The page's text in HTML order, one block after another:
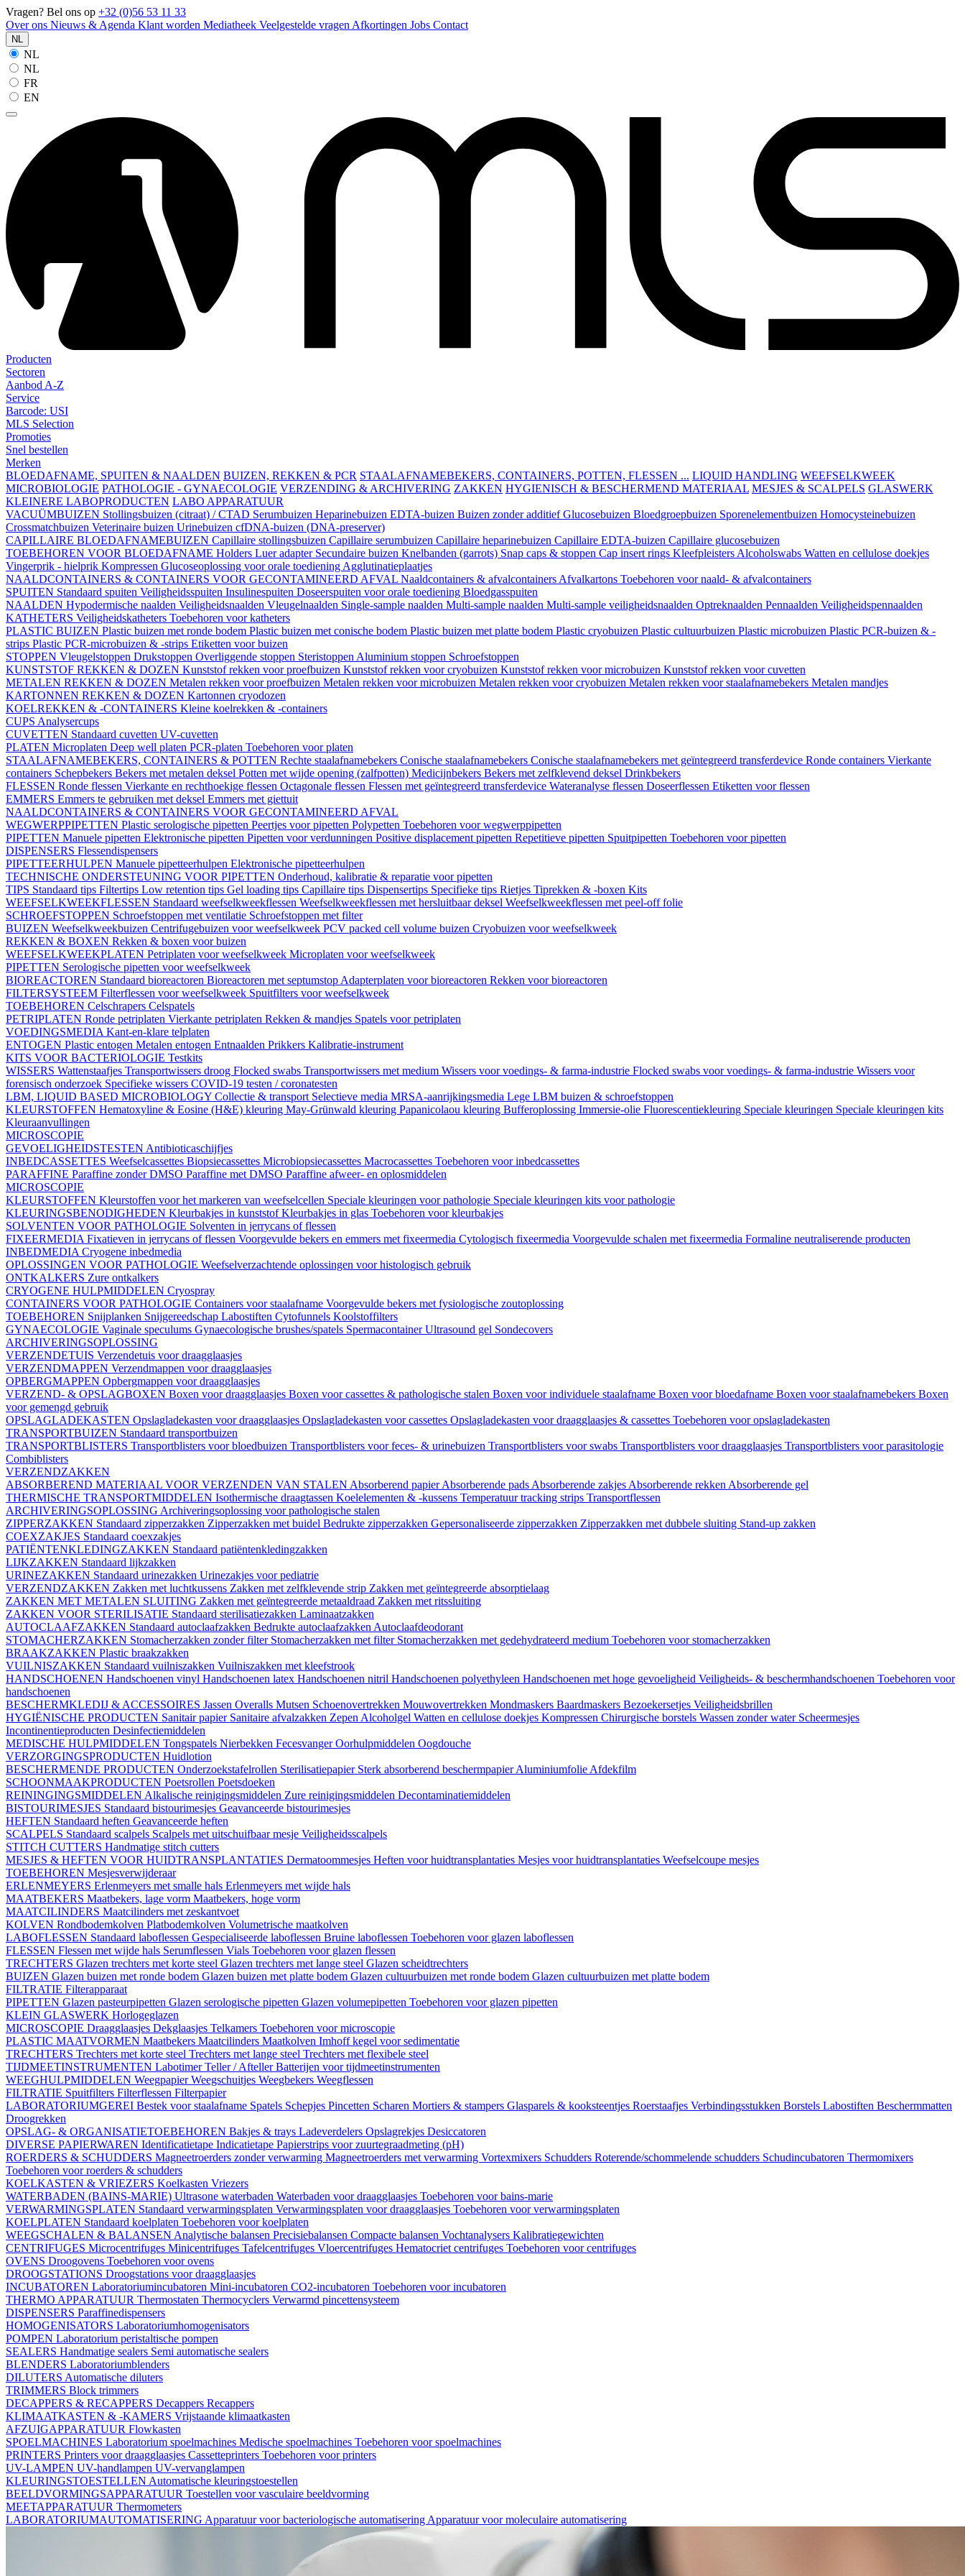
Vragen? Bel ons op +32 (0)56 53 11 33
Over ons Nieuws & Agenda Klant worden Mediatheek Veelgestelde vragen Afkortingen Jobs Contact
NL
NL
NL
FR
EN
Producten
Sectoren
Aanbod A-Z
Service
Barcode: USI
MLS Selection
Promoties
Snel bestellen
Merken
BLOEDAFNAME, SPUITEN & NAALDEN BUIZEN, REKKEN & PCR STAALAFNAMEBEKERS, CONTAINERS, POTTEN, FLESSEN ... LIQUID HANDLING WEEFSELKWEEK
MICROBIOLOGIE PATHOLOGIE - GYNAECOLOGIE VERZENDING & ARCHIVERING ZAKKEN HYGIENISCH & BESCHERMEND MATERIAAL MESJES & SCALPELS GLASWERK
KLEINERE LABOPRODUCTEN LABO APPARATUUR
VACUÜMBUIZEN Stollingsbuizen (citraat) / CTAD Serumbuizen Heparinebuizen EDTA-buizen Buizen zonder additiefGlucosebuizen Bloedgroepbuizen Sporenelementbuizen Homocysteinebuizen
Crossmatchbuizen Veterinaire buizen Urinebuizen cfDNA-buizen (DNA-preserver)
CAPILLAIRE BLOEDAFNAMEBUIZEN Capillaire stollingsbuizen Capillaire serumbuizen Capillaire heparinebuizen Capillaire EDTA-buizen Capillaire glucosebuizen
TOEBEHOREN VOOR BLOEDAFNAME Holders Luer adapter Secundaire buizen Knelbanden (garrots) Snap caps & stoppen Cap insert rings Kleefpleisters Alcoholswabs Watten en cellulose doekjes
Vingerprik - hielprik Kompressen Glucoseoplossing voor orale toediening Agglutinatieplaatjes
NAALDCONTAINERS & CONTAINERS VOOR GECONTAMINEERD AFVAL Naaldcontainers & afvalcontainers Afvalkartons Toebehoren voor naald- & afvalcontainers
SPUITEN Standaard spuiten Veiligheidsspuiten Insulinespuiten Doseerspuiten voor orale toediening Bloedgasspuiten
NAALDEN Hypodermische naalden Veiligheidsnaalden Vleugelnaalden Single-sample naalden Multi-sample naalden Multi-sample veiligheidsnaalden Optreknaalden Pennaalden Veiligheidspennaalden
KATHETERS Veiligheidskatheters Toebehoren voor katheters
PLASTIC BUIZEN Plastic buizen met ronde bodem Plastic buizen met conische bodem Plastic buizen met platte bodem Plastic cryobuizen Plastic cultuurbuizen Plastic microbuizen Plastic PCR-buizen & -
strips Plastic PCR-microbuizen & -strips Etiketten voor buizen
STOPPEN Vleugelstoppen Drukstoppen Overliggende stoppen Steristoppen Aluminium stoppen Schroefstoppen
KUNSTSTOF REKKEN & DOZEN Kunststof rekken voor proefbuizen Kunststof rekken voor cryobuizen Kunststof rekken voor microbuizen Kunststof rekken voor cuvetten
METALEN REKKEN & DOZEN Metalen rekken voor proefbuizen Metalen rekken voor microbuizen Metalen rekken voor cryobuizen Metalen rekken voor staalafnamebekers Metalen mandjes
KARTONNEN REKKEN & DOZEN Kartonnen cryodozen
KOELREKKEN & -CONTAINERS Kleine koelrekken & -containers
CUPS Analysercups
CUVETTEN Standaard cuvetten UV-cuvetten
PLATEN Microplaten Deep well platen PCR-platen Toebehoren voor platen
STAALAFNAMEBEKERS, CONTAINERS & POTTEN Rechte staalafnamebekers Conische staalafnamebekers Conische staalafnamebekers met geïntegreerd transferdevice Ronde containers Vierkante
containers Schepbekers Bekers met metalen deksel Potten met wijde opening (zalfpotten) Medicijnbekers Bekers met zelfklevend deksel Drinkbekers
FLESSEN Ronde flessen Vierkante en rechthoekige flessen Octagonale flessen Flessen met geïntegreerd transferdevice Wateranalyse flessen Doseerflessen Etiketten voor flessen
EMMERS Emmers te gebruiken met deksel Emmers met giettuit
NAALDCONTAINERS & CONTAINERS VOOR GECONTAMINEERD AFVAL
WEGWERPPIPETTEN Plastic serologische pipetten Peertjes voor pipetten Polypetten Toebehoren voor wegwerppipetten
PIPETTEN Manuele pipetten Elektronische pipetten Pipetten voor verdunningen Positive displacement pipetten Repetitieve pipetten Spuitpipetten Toebehoren voor pipetten
DISPENSERS Flessendispensers
PIPETTEERHULPEN Manuele pipetteerhulpen Elektronische pipetteerhulpen
TECHNISCHE ONDERSTEUNING VOOR PIPETTEN Onderhoud, kalibratie & reparatie voor pipetten
TIPS Standaard tips Filtertips Low retention tips Gel loading tips Capillaire tips Dispensertips Specifieke tips Rietjes Tiprekken & -boxen Kits
WEEFSELKWEEKFLESSEN Standaard weefselkweekflessen Weefselkweekflessen met hersluitbaar deksel Weefselkweekflessen met peel-off folie
SCHROEFSTOPPEN Schroefstoppen met ventilatie Schroefstoppen met filter
BUIZEN Weefselkweekbuizen Centrifugebuizen voor weefselkweek PCV packed cell volume buizen Cryobuizen voor weefselkweek
REKKEN & BOXEN Rekken & boxen voor buizen
WEEFSELKWEEKPLATEN Petriplaten voor weefselkweek Microplaten voor weefselkweek
PIPETTEN Serologische pipetten voor weefselkweek
BIOREACTOREN Standaard bioreactoren Bioreactoren met septumstop Adapterplaten voor bioreactoren Rekken voor bioreactoren
FILTERSYSTEEM Filterflessen voor weefselkweek Spuitfilters voor weefselkweek
TOEBEHOREN Celschrapers Celspatels
PETRIPLATEN Ronde petriplaten Vierkante petriplaten Rekken & mandjes Spatels voor petriplaten
VOEDINGSMEDIA Kant-en-klare telplaten
ENTOGEN Plastic entogen Metalen entogen Entnaalden Prikkers Kalibratie-instrument
KITS VOOR BACTERIOLOGIE Testkits
WISSERS Wattenstaafjes Transportwissers droog Flocked swabs Transportwissers met medium Wissers voor voedings- & farma-industrie Flocked swabs voor voedings- & farma-industrie Wissers voor
forensisch onderzoek Specifieke wissers COVID-19 testen / coronatesten
LBM, LIQUID BASED MICROBIOLOGY Collectie & transport Selectieve media MRSA-aanrijkingsmedia Lege LBM buizen & schroefstoppen
KLEURSTOFFEN Hematoxyline & Eosine (H&E) kleuring May-Grünwald kleuring Papanicolaou kleuring Bufferoplossing Immersie-olie Fluorescentiekleuring Speciale kleuringen Speciale kleuringen kits
Kleuraanvullingen
MICROSCOPIE
GEVOELIGHEIDSTESTEN Antibioticaschijfjes
INBEDCASSETTES Weefselcassettes Biopsiecassettes Microbiopsiecassettes Macrocassettes Toebehoren voor inbedcassettes
PARAFFINE Paraffine zonder DMSO Paraffine met DMSO Paraffine afweer- en oplosmiddelen
MICROSCOPIE
KLEURSTOFFEN Kleurstoffen voor het markeren van weefselcellen Speciale kleuringen voor pathologie Speciale kleuringen kits voor pathologie
KLEURINGSBENODIGHEDEN Kleurbakjes in kunststofKleurbakjes in glas Toebehoren voor kleurbakjes
SOLVENTEN VOOR PATHOLOGIE Solventen in jerrycans of flessen
FIXEERMEDIA Fixatieven in jerrycans of flessen Voorgevulde bekers en emmers met fixeermedia Cytologisch fixeermedia Voorgevulde schalen met fixeermedia Formaline neutraliserende producten
INBEDMEDIA Cryogene inbedmedia
OPLOSSINGEN VOOR PATHOLOGIE Weefselverzachtende oplossingen voor histologisch gebruik
ONTKALKERS Zure ontkalkers
CRYOGENE HULPMIDDELEN Cryospray
CONTAINERS VOOR PATHOLOGIE Containers voor staalafname Voorgevulde bekers met fysiologische zoutoplossing
TOEBEHOREN Snijplanken Snijgereedschap Labostiften Cytofunnels Koolstoffilters
GYNAECOLOGIE Vaginale speculums Gynaecologische brushes/spatels SpermacontainerUltrasound gel Sondecovers
ARCHIVERINGSOPLOSSING
VERZENDETUIS Verzendetuis voor draagglaasjes
VERZENDMAPPEN Verzendmappen voor draagglaasjes
OPBERGMAPPEN Opbergmappen voor draagglaasjes
VERZEND- & OPSLAGBOXEN Boxen voor draagglaasjes Boxen voor cassettes & pathologische stalen Boxen voor individuele staalafname Boxen voor bloedafname Boxen voor staalafnamebekers Boxen
voor gemengd gebruik
OPSLAGLADEKASTEN Opslagladekasten voor draagglaasjes Opslagladekasten voor cassettes Opslagladekasten voor draagglaasjes & cassettes Toebehoren voor opslagladekasten
TRANSPORTBUIZEN Standaard transportbuizen
TRANSPORTBLISTERS Transportblisters voor bloedbuizen Transportblisters voor feces- & urinebuizen Transportblisters voor swabs Transportblisters voor draagglaasjes Transportblisters voor parasitologie
Combiblisters
VERZENDZAKKEN
ABSORBEREND MATERIAAL VOOR VERZENDEN VAN STALEN Absorberend papierAbsorberende pads Absorberende zakjes Absorberende rekken Absorberende gel
THERMISCHE TRANSPORTMIDDELEN Isothermische draagtassen Koelelementen & -kussens Temperatuur tracking strips Transportflessen
ARCHIVERINGSOPLOSSING Archiveringsoplossing voor pathologische stalen
ZIPPERZAKKEN Standaard zipperzakken Zipperzakken met buidel Bedrukte zipperzakken Gepersonaliseerde zipperzakken Zipperzakken met dubbele sluiting Stand-up zakken
COEXZAKJES Standaard coexzakjes
PATIËNTENKLEDINGZAKKEN Standaard patiëntenkledingzakken
LIJKZAKKEN Standaard lijkzakken
URINEZAKKEN Standaard urinezakken Urinezakjes voor pediatrie
VERZENDZAKKEN Zakken met luchtkussens Zakken met zelfklevende strip Zakken met geïntegreerde absorptielaag
ZAKKEN MET METALEN SLUITING Zakken met geïntegreerde metaaldraad Zakken met ritssluiting
ZAKKEN VOOR STERILISATIE Standaard sterilisatiezakken Laminaatzakken
AUTOCLAAFZAKKEN Standaard autoclaafzakken Bedrukte autoclaafzakken Autoclaafdeodorant
STOMACHERZAKKEN Stomacherzakken zonder filter Stomacherzakken met filter Stomacherzakken met gedehydrateerd medium Toebehoren voor stomacherzakken
BRAAKZAKKEN Plastic braakzakken
VUILNISZAKKEN Standaard vuilniszakken Vuilniszakken met kleefstrook
HANDSCHOENEN Handschoenen vinyl Handschoenen latex Handschoenen nitril Handschoenen polyethyleen Handschoenen met hoge gevoeligheid Veiligheids- & beschermhandschoenen Toebehoren voor
handschoenen
BESCHERMKLEDIJ & ACCESSOIRES Jassen Overalls Mutsen Schoenovertrekken Mouwovertrekken Mondmaskers Baardmaskers Bezoekersetjes Veiligheidsbrillen
HYGIËNISCHE PRODUCTEN Sanitair papier Sanitaire afvalzakken Zepen Alcoholgel Watten en cellulose doekjes Kompressen Chirurgische borstels Wassen zonder water Scheermesjes
Incontinentieproducten Desinfectiemiddelen
MEDISCHE HULPMIDDELEN Tongspatels Nierbekken FecesvangerOorhulpmiddelen Oogdouche
VERZORGINGSPRODUCTEN Huidlotion
BESCHERMENDE PRODUCTEN Onderzoekstafelrollen Sterilisatiepapier Sterk absorberend beschermpapierAluminiumfolie Afdekfilm
SCHOONMAAKPRODUCTEN Poetsrollen Poetsdoeken
REININGINGSMIDDELEN Alkalische reinigingsmiddelen Zure reinigingsmiddelen Decontaminatiemiddelen
BISTOURIMESJES Standaard bistourimesjes Geavanceerde bistourimesjes
HEFTEN Standaard heften Geavanceerde heften
SCALPELS Standaard scalpels Scalpels met uitschuifbaar mesje Veiligheidsscalpels
STITCH CUTTERS Handmatige stitch cutters
MESJES & HEFTEN VOOR HUIDTRANSPLANTATIES Dermatoommesjes Heften voor huidtransplantaties Mesjes voor huidtransplantaties Weefselcoupe mesjes
TOEBEHOREN Mesjesverwijderaar
ERLENMEYERS Erlenmeyers met smalle hals Erlenmeyers met wijde hals
MAATBEKERS Maatbekers, lage vorm Maatbekers, hoge vorm
MAATCILINDERS Maatcilinders met zeskantvoet
KOLVEN Rondbodemkolven Platbodemkolven Volumetrische maatkolven
LABOFLESSEN Standaard laboflessen Gespecialiseerde laboflessen Bruine laboflessen Toebehoren voor glazen laboflessen
FLESSEN Flessen met wijde hals Serumflessen Vials Toebehoren voor glazen flessen
TRECHTERS Glazen trechters met korte steel Glazen trechters met lange steel Glazen scheidtrechters
BUIZEN Glazen buizen met ronde bodem Glazen buizen met platte bodem Glazen cultuurbuizen met ronde bodem Glazen cultuurbuizen met platte bodem
FILTRATIE Filterapparaat
PIPETTEN Glazen pasteurpipetten Glazen serologische pipetten Glazen volumepipetten Toebehoren voor glazen pipetten
KLEIN GLASWERK Horlogeglazen
MICROSCOPIE Draagglaasjes Dekglaasjes Telkamers Toebehoren voor microscopie
PLASTIC MAATVORMEN Maatbekers Maatcilinders Maatkolven Imhoff kegel voor sedimentatie
TRECHTERS Trechters met korte steel Trechters met lange steel Trechters met flexibele steel
TIJDMEETINSTRUMENTEN LabotimerTeller / AftellerBatterijen voor tijdmeetinstrumenten
WEEGHULPMIDDELEN WeegpapierWeegschuitjes Weegbekers Weegflessen
FILTRATIE Spuitfilters Filterflessen Filterpapier
LABORATORIUMGEREI Bestek voor staalafname Spatels Schepjes Pincetten Scharen Mortiers & stampers Glasparels & kooksteentjes Roerstaafjes Verbindingsstukken Borstels Labostiften Beschermmatten
Droogrekken
OPSLAG- & ORGANISATIETOEBEHOREN Bakjes & trays Ladeverdelers Opslagrekjes Desiccatoren
DIVERSE PAPIERWAREN Identificatietape Indicatietape Papierstrips voor zuurtegraadmeting (pH)
ROERDERS & SCHUDDERS Magneetroerders zonder verwarming Magneetroerders met verwarming Vortexmixers Schudders Roterende/schommelende schudders Schudincubatoren Thermomixers
Toebehoren voor roerders & schudders
KOELKASTEN & VRIEZERS Koelkasten Vriezers
WATERBADEN (BAINS-MARIE) Ultrasone waterbaden Waterbaden voor draagglaasjes Toebehoren voor bains-marie
VERWARMINGSPLATEN Standaard verwarmingsplaten Verwarmingsplaten voor draagglaasjes Toebehoren voor verwarmingsplaten
KOELPLATEN Standaard koelplaten Toebehoren voor koelplaten
WEEGSCHALEN & BALANSEN Analytische balansen Precisiebalansen Compacte balansen Vochtanalysers Kalibratiegewichten
CENTRIFUGES Microcentrifuges Minicentrifuges Tafelcentrifuges Vloercentrifuges Hematocriet centrifuges Toebehoren voor centrifuges
OVENS Droogovens Toebehoren voor ovens
DROOGSTATIONS Droogstations voor draagglaasjes
INCUBATOREN Laboratoriumincubatoren Mini-incubatoren CO2-incubatoren Toebehoren voor incubatoren
THERMO APPARATUUR Thermostaten Thermocyclers Verwarmd pincettensysteem
DISPENSERS Paraffinedispensers
HOMOGENISATORS Laboratoriumhomogenisators
POMPEN Laboratorium peristaltische pompen
SEALERS Handmatige sealers Semi automatische sealers
BLENDERS Laboratoriumblenders
DILUTERS Automatische diluters
TRIMMERS Block trimmers
DECAPPERS & RECAPPERS Decappers Recappers
KLIMAATKASTEN & -KAMERS Vrijstaande klimaatkasten
AFZUIGAPPARATUUR Flowkasten
SPOELMACHINES Laboratorium spoelmachines Medische spoelmachines Toebehoren voor spoelmachines
PRINTERS Printers voor draagglaasjes Cassetteprinters Toebehoren voor printers
UV-LAMPEN UV-handlampen UV-vervanglampen
KLEURINGSTOESTELLEN Automatische kleuringstoestellen
BEELDVORMINGSAPPARATUUR Toestellen voor vasculaire beeldvorming
MEETAPPARATUUR Thermometers
LABORATORIUMAUTOMATISERING Apparatuur voor bacteriologische automatisering Apparatuur voor moleculaire automatisering